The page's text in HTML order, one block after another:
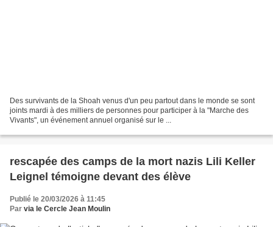
Des survivants de la Shoah venus d'un peu partout dans le monde se sont
joints mardi à des milliers de personnes pour participer à la "Marche des
Vivants", un événement annuel organisé sur le ...
rescapée des camps de la mort nazis Lili Keller
Leignel témoigne devant des élève
Publié le 20/03/2026 à 11:45
Par via le Cercle Jean Moulin